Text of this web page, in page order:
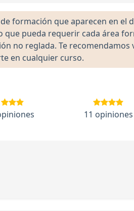
formación que aparecen en
pueda requerir cada área
no reglada. Te
en cualquier curso.
11 opiniones